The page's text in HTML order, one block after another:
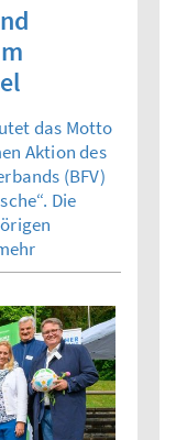
das Motto
Aktion des
(BFV)
Die